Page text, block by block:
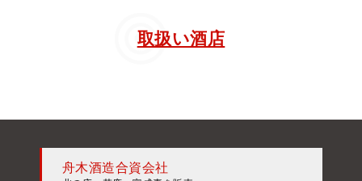
取扱い酒店
舟木酒造合資会社